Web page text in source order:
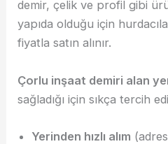
demir, çelik ve profil gibi
yapıda olduğu için
fiyatla satın alınır.
Çorlu inşaat demiri alan
sağladığı için sıkça tercih
Yerinden hızlı alım